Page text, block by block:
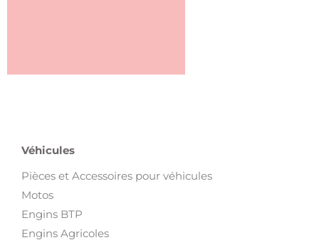
Véhicules
Pièces et Accessoires pour véhicules
Motos
Engins BTP
Engins Agricoles